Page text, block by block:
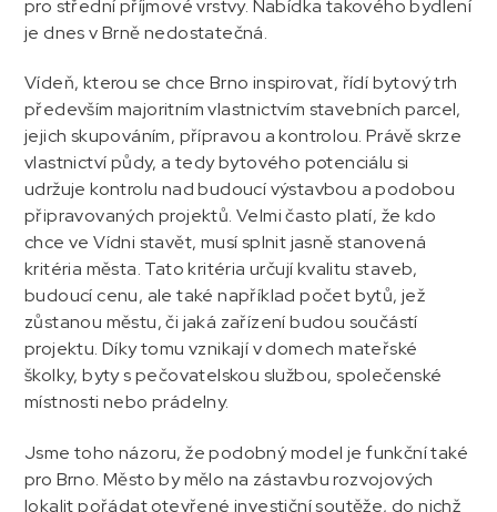
pro střední příjmové vrstvy. Nabídka takového bydlení
je dnes v Brně nedostatečná.
Vídeň, kterou se chce Brno inspirovat, řídí bytový trh
především majoritním vlastnictvím stavebních parcel,
jejich skupováním, přípravou a kontrolou. Právě skrze
vlastnictví půdy, a tedy bytového potenciálu si
udržuje kontrolu nad budoucí výstavbou a podobou
připravovaných projektů. Velmi často platí, že kdo
chce ve Vídni stavět, musí splnit jasně stanovená
kritéria města. Tato kritéria určují kvalitu staveb,
budoucí cenu, ale také například počet bytů, jež
zůstanou městu, či jaká zařízení budou součástí
projektu. Díky tomu vznikají v domech mateřské
školky, byty s pečovatelskou službou, společenské
místnosti nebo prádelny.
Jsme toho názoru, že podobný model je funkční také
pro Brno. Město by mělo na zástavbu rozvojových
lokalit pořádat otevřené investiční soutěže, do nichž